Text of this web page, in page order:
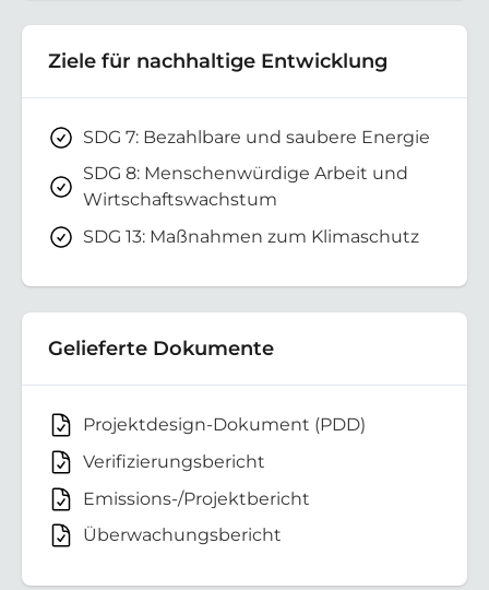
Ziele für nachhaltige Entwicklung
SDG 7: Bezahlbare und saubere Energie
SDG 8: Menschenwürdige Arbeit und
Wirtschaftswachstum
SDG 13: Maßnahmen zum Klimaschutz
Gelieferte Dokumente
Projektdesign-Dokument (PDD)
Verifizierungsbericht
Emissions-/Projektbericht
Überwachungsbericht